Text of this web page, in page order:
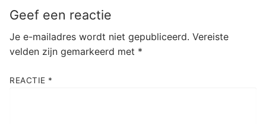
Geef een reactie
Je e-mailadres wordt niet gepubliceerd. Vereiste
velden zijn gemarkeerd met *
REACTIE *